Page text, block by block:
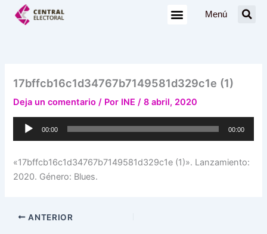
Menú
17bffcb16c1d34767b7149581d329c1e (1)
Deja un comentario / Por INE/8 abril, 2020
Reproductor
00:00 00:00
«17bffcb16c1d34767b7149581d329c1e (1)». Lanzamiento:
2020. Género: Blues.
ANTERIOR